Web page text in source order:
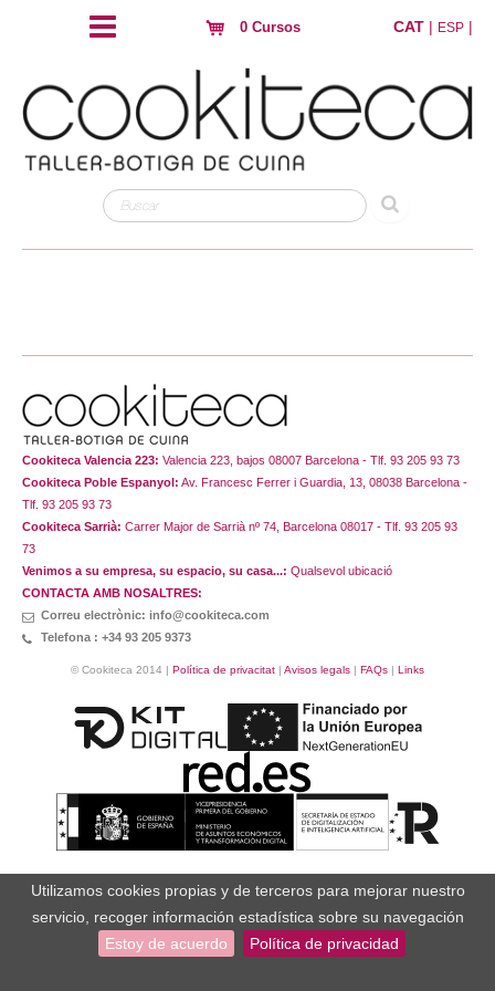
Utilizamos cookies propias y de terceros para mejorar nuestro
servicio, recoger información estadística sobre su navegación
Estoy de acuerdo
Política de privacidad
0 Cursos CAT | ESP |
Cookiteca Valencia 223: Valencia 223, bajos 08007 Barcelona - Tlf. 93 205 93 73
Cookiteca Poble Espanyol: Av. Francesc Ferrer i Guardia, 13, 08038 Barcelona -
Tlf. 93 205 93 73
Cookiteca Sarrià: Carrer Major de Sarrià nº 74, Barcelona 08017 - Tlf. 93 205 93
73
Venimos a su empresa, su espacio, su casa...: Qualsevol ubicació
CONTACTA AMB NOSALTRES:
Correu electrònic: info@cookiteca.com
Telefona : +34 93 205 9373
© Cookiteca 2014 | Política de privacitat | Avisos legals | FAQs | Links